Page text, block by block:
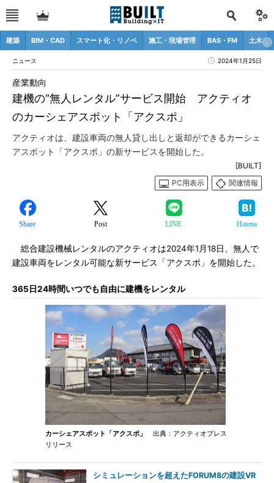
建築 BIM・CAD スマート化・リノベ 施工・現場管理 BAS・FM 土木
ニュース 2024年1月25日
建機の“無人レンタル”サービス開始 アクティオ
のカーシェアスポット「アクスポ」
産業動向
アクティオは、建設車両の無人貸し出しと返却ができるカーシェ
アスポット「アクスポ」の新サービスを開始した。
[BUILT]
PC用表示
関連情報
Share Post LINE Hatena
総合建設機械レンタルのアクティオは2024年1月18日、無人で
建設車両をレンタル可能な新サービス「アクスポ」を開始した。
365日24時間いつでも自由に建機をレンタル
カーシェアスポット「アクスポ」
出典：アクティオプレス
リリース
シミュレーションを超えたFORUM8の建設VR